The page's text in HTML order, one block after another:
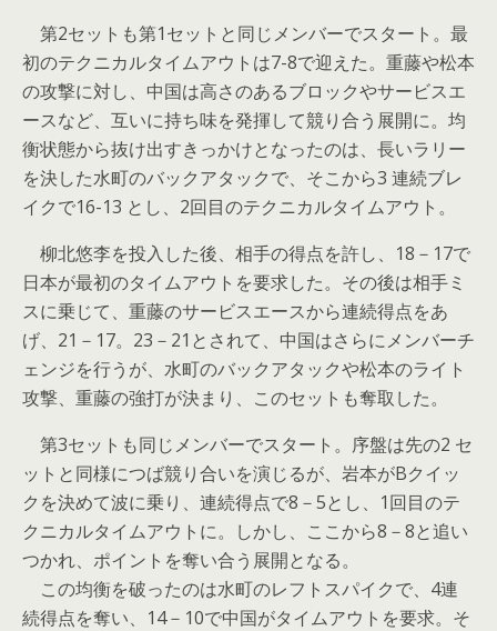
第2セットも第1セットと同じメンバーでスタート。最
初のテクニカルタイムアウトは7-8で迎えた。重藤や松本
の攻撃に対し、中国は高さのあるブロックやサービスエ
ースなど、互いに持ち味を発揮して競り合う展開に。均
衡状態から抜け出すきっかけとなったのは、長いラリー
を決した水町のバックアタックで、そこから3 連続ブレ
イクで16-13 とし、2回目のテクニカルタイムアウト。
柳北悠李を投入した後、相手の得点を許し、18－17で
日本が最初のタイムアウトを要求した。その後は相手ミ
スに乗じて、重藤のサービスエースから連続得点をあ
げ、21－17。23－21とされて、中国はさらにメンバーチ
ェンジを行うが、水町のバックアタックや松本のライト
攻撃、重藤の強打が決まり、このセットも奪取した。
第3セットも同じメンバーでスタート。序盤は先の2 セ
ットと同様につば競り合いを演じるが、岩本がBクイッ
クを決めて波に乗り、連続得点で8－5とし、1回目のテ
クニカルタイムアウトに。しかし、ここから8－8と追い
つかれ、ポイントを奪い合う展開となる。
この均衡を破ったのは水町のレフトスパイクで、4連
続得点を奪い、14－10で中国がタイムアウトを要求。そ